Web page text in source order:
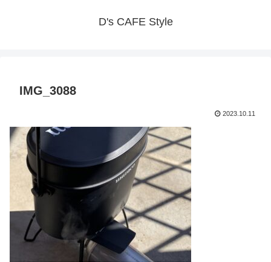
D's CAFE Style
IMG_3088
2023.10.11